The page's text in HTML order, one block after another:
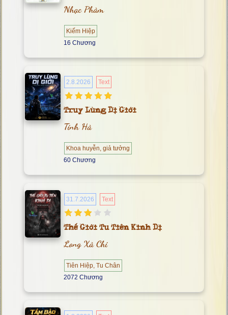
Nhạc Phàm
Kiếm Hiệp
16 Chương
2.8.2026 Text
Truy Lùng Dị Giới
Tinh Hà
Khoa huyễn, giả tưởng
60 Chương
31.7.2026 Text
Thế Giới Tu Tiên Kinh Dị
Long Xà Chi
Tiên Hiệp, Tu Chân
2072 Chương